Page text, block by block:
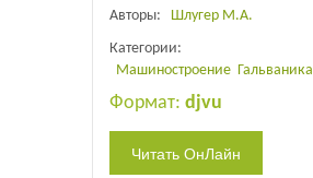
Авторы: Шлугер М.А.
Категории:
Машиностроение Гальваника
Формат: djvu